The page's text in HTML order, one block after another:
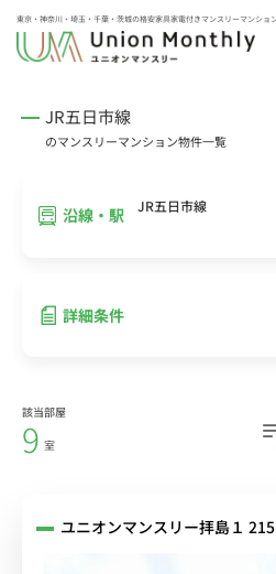
東京・神奈川・埼玉・千葉・茨城の格安家具家電付きマンスリーマンショ
JR五日市線
のマンスリーマンション物件一覧
沿線・駅 JR五日市線
詳細条件
該当部屋
9 室
ユニオンマンスリー拝島１